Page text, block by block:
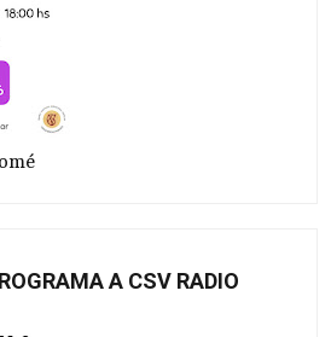
A CSV RADIO